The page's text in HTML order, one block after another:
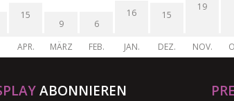
15
APR.
9
MÄRZ
6
FEB.
16
JAN.
15
DEZ.
19
NOV.
ABONNIEREN